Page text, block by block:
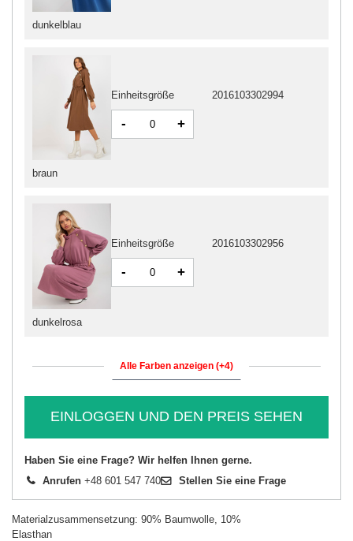
braun
Einheitsgröße 2016103302994
- +
dunkelblau
dunkelrosa
Einheitsgröße 2016103302956
- +
Alle Farben anzeigen (+4)
EINLOGGEN UND DEN PREIS SEHEN
Haben Sie eine Frage? Wir helfen Ihnen gerne.
Anrufen +48 601 547 740 Stellen Sie eine Frage
Materialzusammensetzung: 90% Baumwolle, 10%
Elasthan